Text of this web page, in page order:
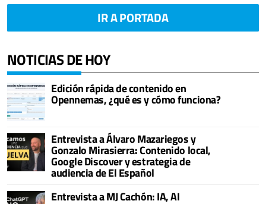
IR A PORTADA
NOTICIAS DE HOY
Edición rápida de contenido en
Opennemas, ¿qué es y cómo funciona?
Entrevista a Álvaro Mazariegos y
Gonzalo Mirasierra: Contenido local,
Google Discover y estrategia de
audiencia de El Español
Entrevista a MJ Cachón: IA, AI